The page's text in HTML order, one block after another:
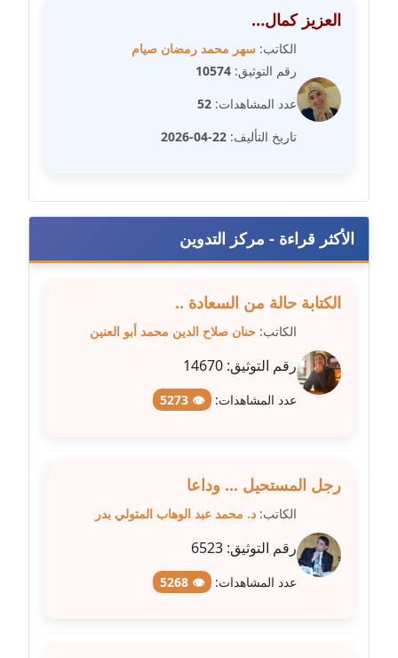
مدونة سماح حامد
مدونة سمر ابراهيم
عاملة
مدونة سهام كمال
عاملة
مدونة سهر صيام
عاملة
مدونة سهى الضاوي
عاملة
مدونة سوزان بهنسي
مدونة سوميه الالفي
عاملة
العزيز كمال…
الكاتب: سهر محمد رمضان صيام
رقم التوثيق: 10574
عدد المشاهدات: 52
تاريخ التأليف: 22-04-2026
الأكثر قراءة - مركز التدوين
الكتابة حالة من السعادة ..
الكاتب: حنان صلاح الدين محمد أبو العنين
رقم التوثيق: 14670
عدد المشاهدات: 👁 5273
رجل المستحيل ... وداعا
الكاتب: د. محمد عبد الوهاب المتولي بدر
رقم التوثيق: 6523
عدد المشاهدات: 👁 5268